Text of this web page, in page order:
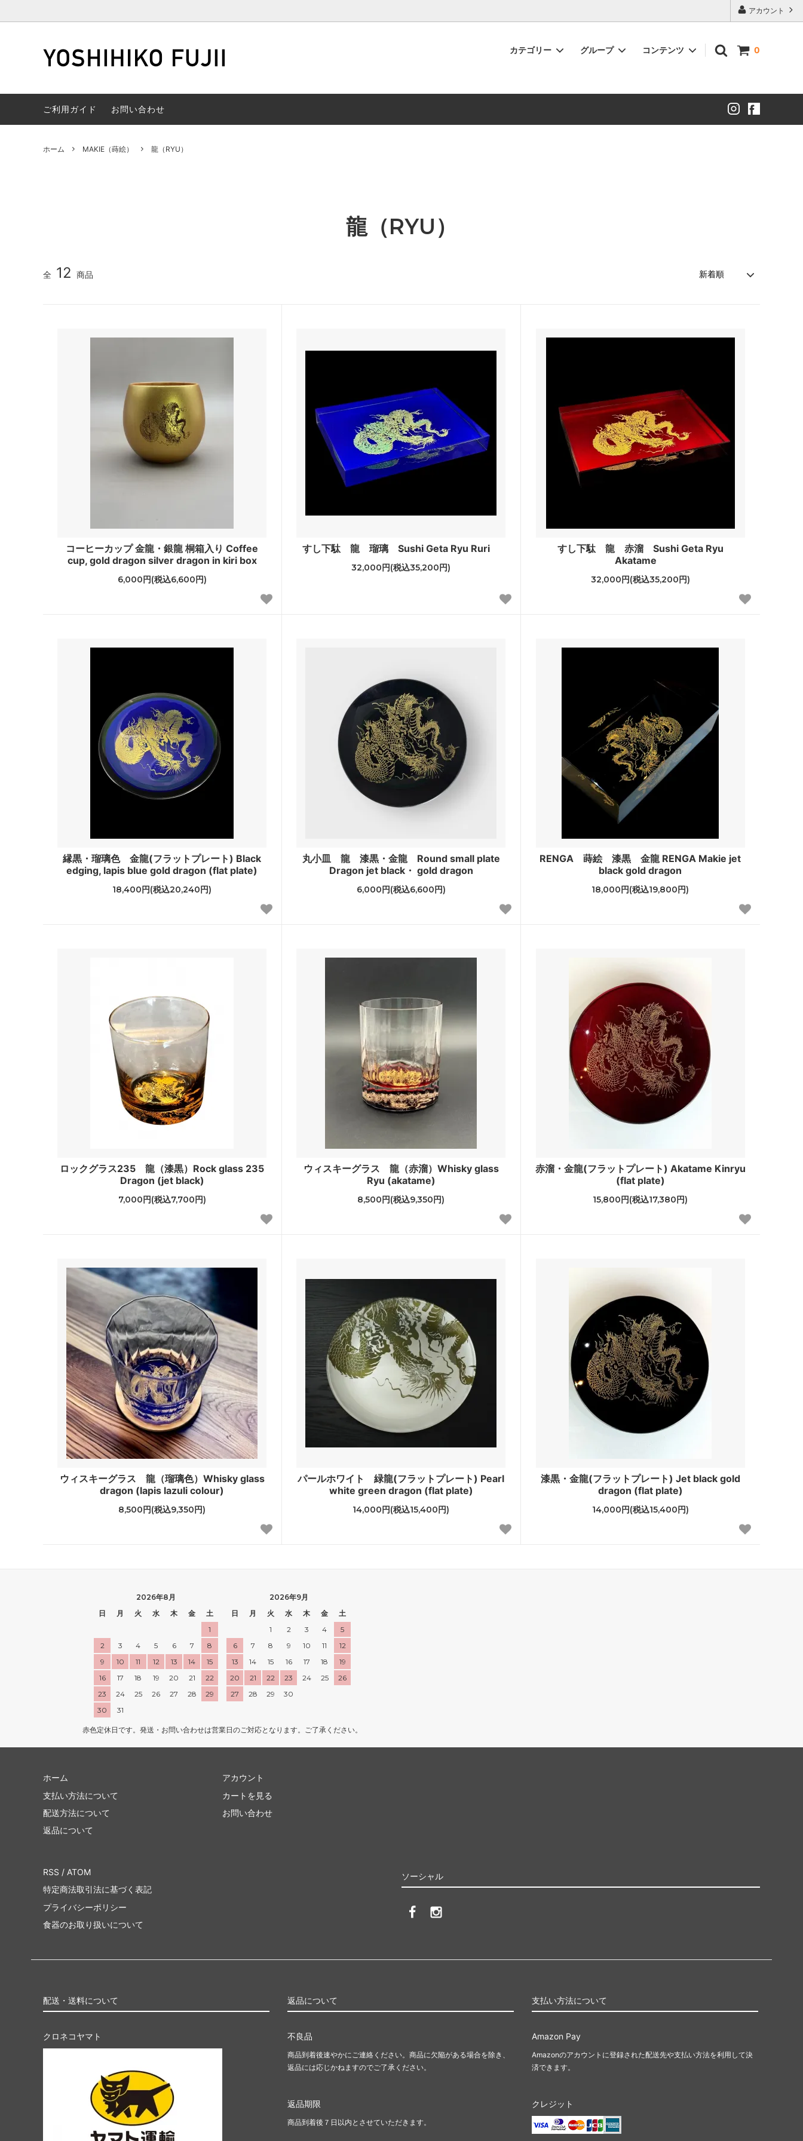
アカウント
0
カテゴリー
GRADATION（グラデーション）
すし下駄
グループ
小皿
コンテンツ
ご利用ガイド
お問い合わせ
ホーム MAKIE（蒔絵） 龍（RYU）
龍（RYU）
全 12 商品
コーヒーカップ 金龍・銀龍 桐箱入り Coffee
cup, gold dragon silver dragon in kiri box
6,000円(税込6,600円)
すし下駄 龍 瑠璃 Sushi Geta Ryu Ruri
32,000円(税込35,200円)
すし下駄 龍 赤溜 Sushi Geta Ryu
Akatame
32,000円(税込35,200円)
縁黒・瑠璃色 金龍(フラットプレート) Black
edging, lapis blue gold dragon (flat plate)
18,400円(税込20,240円)
丸小皿 龍 漆黒・金龍 Round small plate
Dragon jet black・ gold dragon
6,000円(税込6,600円)
RENGA 蒔絵 漆黒 金龍 RENGA Makie jet
black gold dragon
18,000円(税込19,800円)
ロックグラス235 龍（漆黒）Rock glass 235
Dragon (jet black)
7,000円(税込7,700円)
ウィスキーグラス 龍（赤溜）Whisky glass
Ryu (akatame)
8,500円(税込9,350円)
赤溜・金龍(フラットプレート) Akatame Kinryu
(flat plate)
15,800円(税込17,380円)
ウィスキーグラス 龍（瑠璃色）Whisky glass
dragon (lapis lazuli colour)
8,500円(税込9,350円)
パールホワイト 緑龍(フラットプレート) Pearl
white green dragon (flat plate)
14,000円(税込15,400円)
漆黒・金龍(フラットプレート) Jet black gold
dragon (flat plate)
14,000円(税込15,400円)
2026年8月
日
月 火 水 木 金
土
1
2
3 4 5 6 7
8
9
10 11 12 13 14
15
16
17 18 19 20 21
22
23
24 25 26 27 28
29
30
31
2026年9月
日
月 火 水 木 金
土
1
2 3 4
5
6
7 8 9 10 11
12
13
14 15 16 17 18
19
20
21 22 23 24 25
26
27
28 29 30
赤色定休日です。発送・お問い合わせは営業日のご対応となります。ご了承ください。
ホーム
支払い方法について
配送方法について
返品について
アカウント
カートを見る
お問い合わせ
ソーシャル
RSS / ATOM
特定商法取引法に基づく表記
プライバシーポリシー
食器のお取り扱いについて
配送・送料について
クロネコヤマト
返品について
不良品
商品到着後速やかにご連絡ください。商品に欠陥がある場合を除き、
返品には応じかねますのでご了承ください。
返品期限
商品到着後７日以内とさせていただきます。
支払い方法について
Amazon Pay
Amazonのアカウントに登録された配送先や支払い方法を利用して決
済できます。
クレジット